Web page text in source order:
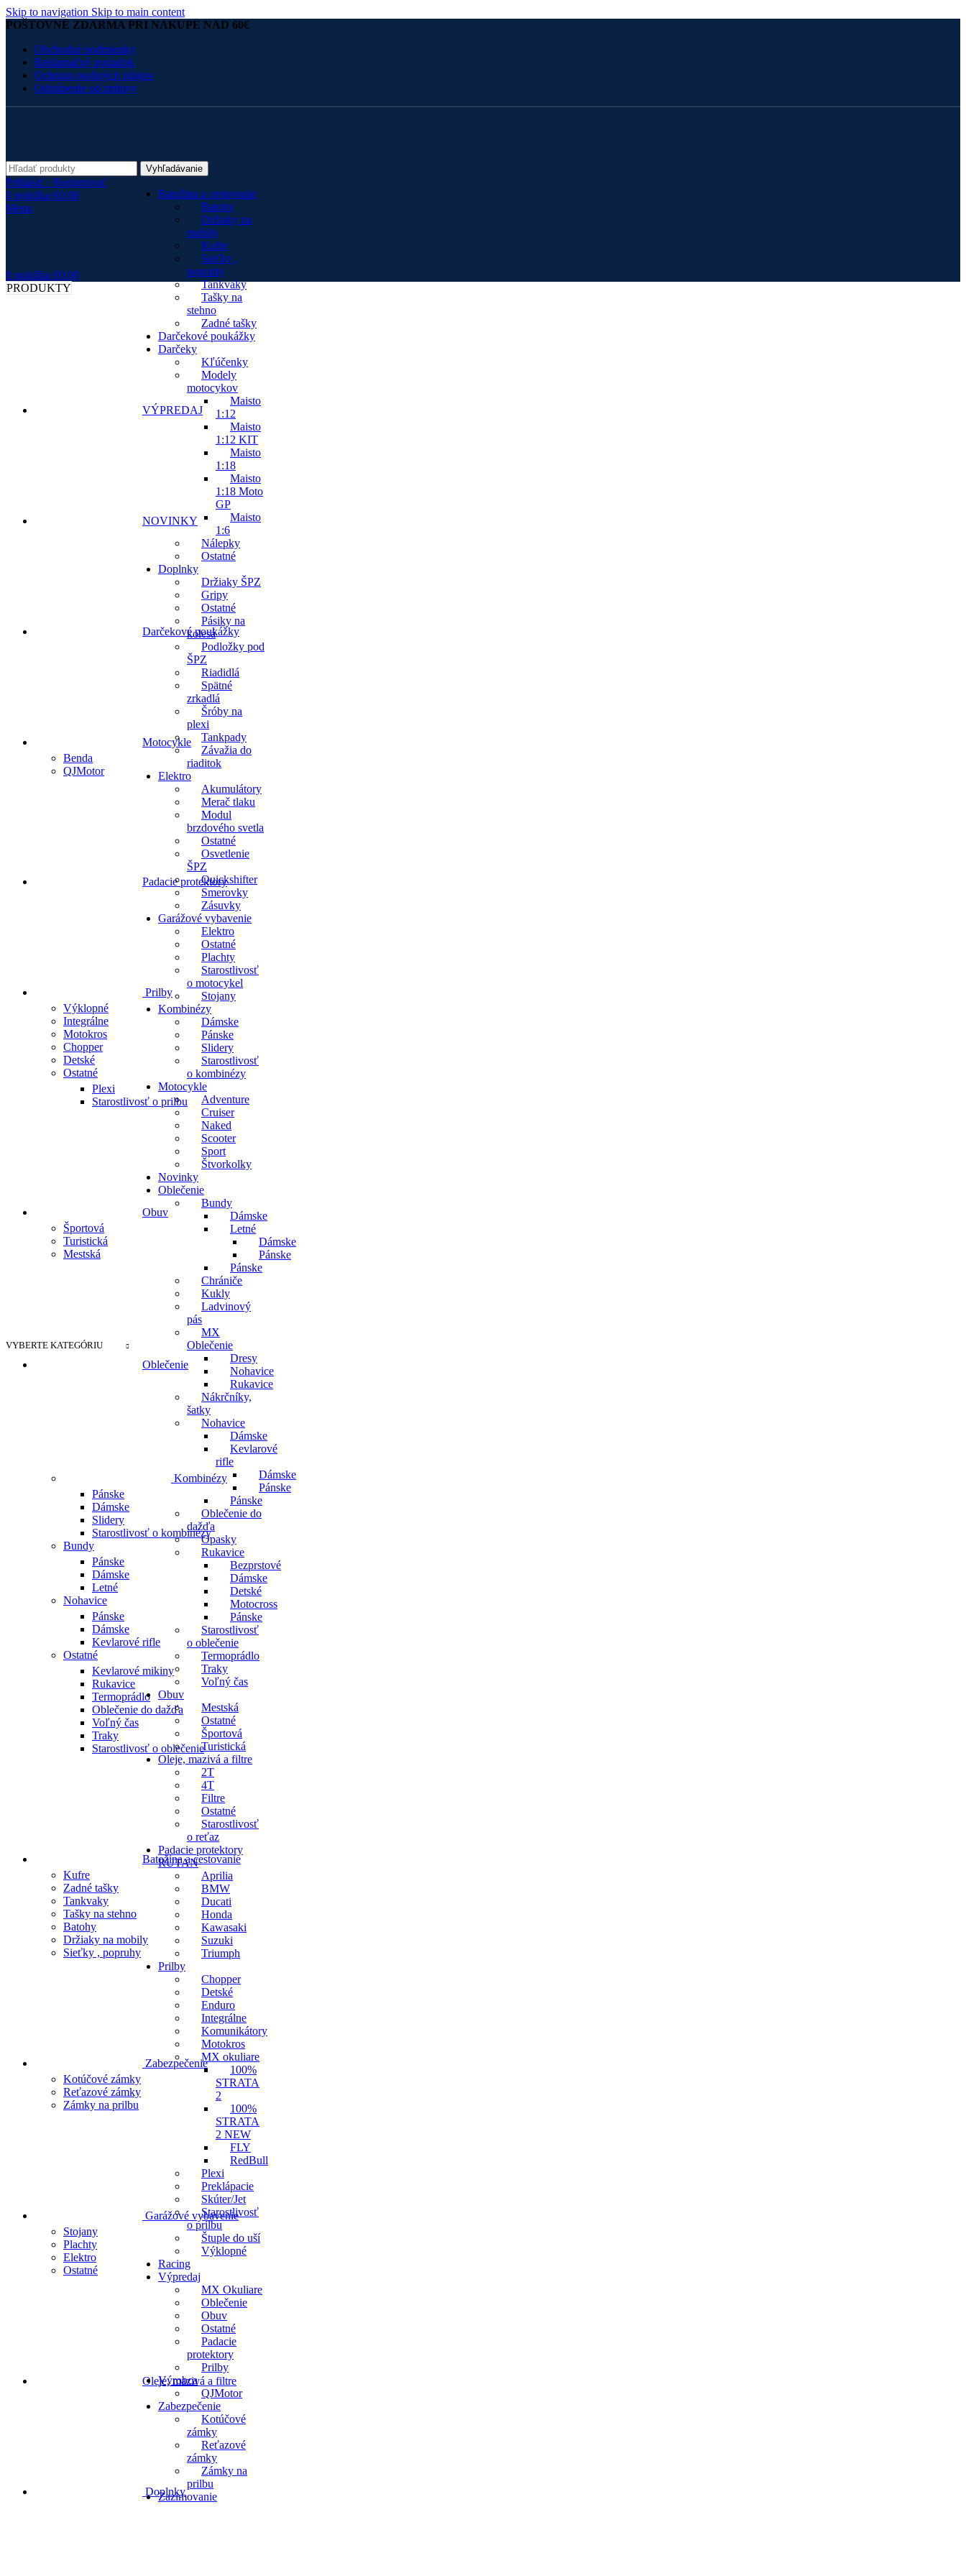
Skip to navigation Skip to main content
POŠTOVNÉ ZDARMA PRI NÁKUPE NAD 60€
Obchodné podmienky
Reklamačný poriadok
Ochrana osobných údajov
Odstúpenie od zmluvy
VYBERTE KATEGÓRIU
Batožina a cestovanie
Batohy
Držiaky na
mobily
Kufre
Sieťky ,
popruhy
Tankvaky
Tašky na
stehno
Zadné tašky
Darčekové poukážky
Darčeky
Kľúčenky
Modely
motocykov
Maisto
1:12
Maisto
1:12 KIT
Maisto
1:18
Maisto
1:18 Moto
GP
Maisto
1:6
Nálepky
Ostatné
Doplnky
Držiaky ŠPZ
Gripy
Ostatné
Pásiky na
kolesá
Podložky pod
ŠPZ
Riadidlá
Spätné
zrkadlá
Šróby na
plexi
Tankpady
Závažia do
riaditok
Elektro
Akumulátory
Merač tlaku
Modul
brzdového svetla
Ostatné
Osvetlenie
ŠPZ
Quickshifter
Smerovky
Zásuvky
Garážové vybavenie
Elektro
Ostatné
Plachty
Starostlivosť
o motocykel
Stojany
Kombinézy
Dámske
Pánske
Slidery
Starostlivosť
o kombinézy
Motocykle
Adventure
Cruiser
Naked
Scooter
Sport
Štvorkolky
Novinky
Oblečenie
Bundy
Dámske
Letné
Dámske
Pánske
Pánske
Chrániče
Kukly
Ladvinový
pás
MX
Oblečenie
Dresy
Nohavice
Rukavice
Nákrčníky,
šatky
Nohavice
Dámske
Kevlarové
rifle
Dámske
Pánske
Pánske
Oblečenie do
dažďa
Opasky
Rukavice
Bezprstové
Dámske
Detské
Motocross
Pánske
Starostlivosť
o oblečenie
Termoprádlo
Traky
Voľný čas
Obuv
Mestská
Ostatné
Športová
Turistická
Oleje, mazivá a filtre
2T
4T
Filtre
Ostatné
Starostlivosť
o reťaz
Padacie protektory
RUTAN
Aprilia
BMW
Ducati
Honda
Kawasaki
Suzuki
Triumph
Prilby
Chopper
Detské
Enduro
Integrálne
Komunikátory
Motokros
MX okuliare
100%
STRATA
2
100%
STRATA
2 NEW
FLY
RedBull
Plexi
Preklápacie
Skúter/Jet
Starostlivosť
o prilbu
Štuple do uší
Výklopné
Racing
Výpredaj
MX Okuliare
Oblečenie
Obuv
Ostatné
Padacie
protektory
Prilby
Výrobca
QJMotor
Zabezpečenie
Kotúčové
zámky
Reťazové
zámky
Zámky na
prilbu
Zazimovanie
Vyhľadávanie
Prihlásiť / Registrovať
0 položka €0.00
Menu
0 položka €0.00
PRODUKTY
VÝPREDAJ
NOVINKY
Darčekové poukážky
Motocykle
Benda
QJMotor
Padacie protektory
Prilby
Výklopné
Integrálne
Motokros
Chopper
Detské
Ostatné
Plexi
Starostlivosť o prilbu
Obuv
Športová
Turistická
Mestská
Oblečenie
Kombinézy
Pánske
Dámske
Slidery
Starostlivosť o kombinézy
Bundy
Pánske
Dámske
Letné
Nohavice
Pánske
Dámske
Kevlarové rifle
Ostatné
Kevlarové mikiny
Rukavice
Termoprádlo
Oblečenie do dažďa
Voľný čas
Traky
Starostlivosť o oblečenie
Batožina a cestovanie
Kufre
Zadné tašky
Tankvaky
Tašky na stehno
Batohy
Držiaky na mobily
Sieťky , popruhy
Zabezpečenie
Kotúčové zámky
Reťazové zámky
Zámky na prilbu
Garážové vybavenie
Stojany
Plachty
Elektro
Ostatné
Oleje, mazivá a filtre
Doplnky